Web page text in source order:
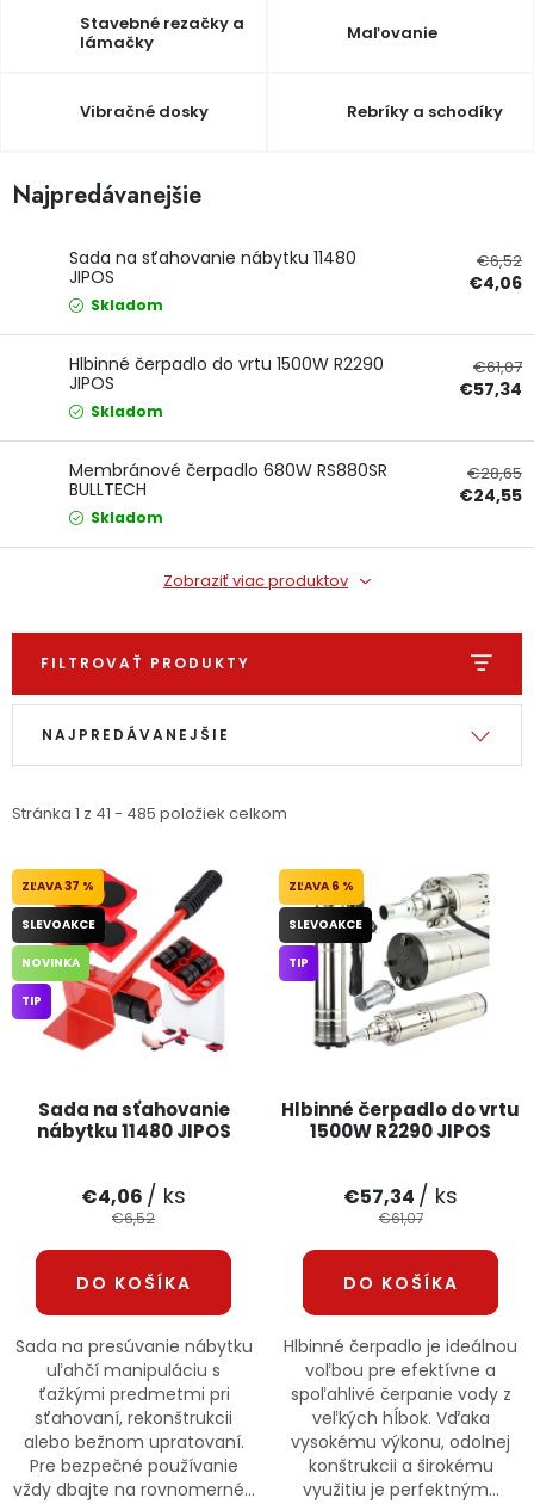
Obchodné podmienky
Podmienky ochrany osobných údajov
Přihlášení Registrace +
Stavebné rezačky a
lámačky
Maľovanie
Vibračné dosky Rebríky a schodíky
Najpredávanejšie
Sada na sťahovanie nábytku 11480
JIPOS
€6,52
€4,06
Skladom
Hlbinné čerpadlo do vrtu 1500W R2290
JIPOS
€61,07
€57,34
Skladom
Membránové čerpadlo 680W RS880SR
BULLTECH
€28,65
€24,55
Skladom
Zobraziť viac produktov
FILTROVAŤ PRODUKTY
Výpis produktov
Stránka 1 z 41 - 485 položiek celkom
Radenie produktov
NAJPREDÁVANEJŠIE
Sada na sťahovanie
nábytku 11480 JIPOS
37 %
SLEVOAKCE
NOVINKA
TIP
€4,06 / ks
€6,52
DO KOŠÍKA
Sada na presúvanie nábytku
uľahčí manipuláciu s
ťažkými predmetmi pri
sťahovaní, rekonštrukcii
alebo bežnom upratovaní.
Pre bezpečné používanie
vždy dbajte na rovnomerné...
Hlbinné čerpadlo do vrtu
1500W R2290 JIPOS
6 %
SLEVOAKCE
TIP
€57,34 / ks
€61,07
DO KOŠÍKA
Hlbinné čerpadlo je ideálnou
voľbou pre efektívne a
spoľahlivé čerpanie vody z
veľkých hĺbok. Vďaka
vysokému výkonu, odolnej
konštrukcii a širokému
využitiu je perfektným...